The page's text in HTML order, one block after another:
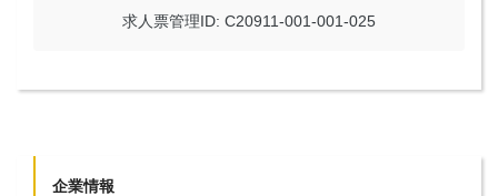
求人票管理ID: C20911-001-001-025
企業情報